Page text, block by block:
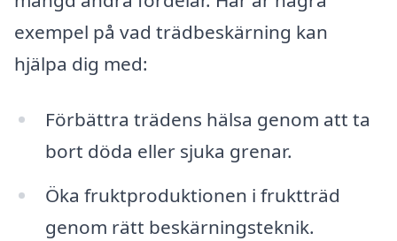
exempel på vad trädbeskärning kan
hjälpa dig med:
Förbättra trädens hälsa genom att ta
bort döda eller sjuka grenar.
Öka fruktproduktionen i fruktträd
genom rätt beskärningsteknik.